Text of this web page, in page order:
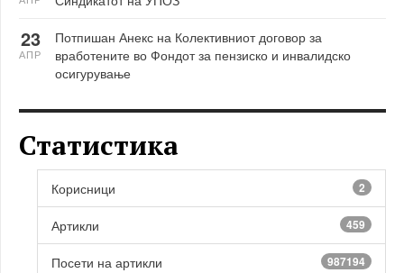
Потпишан Анекс на Колективниот договор за
вработените во Фондот за пензиско и инвалидско
осигурување
23
АПР
Статистика
Корисници 2
Артикли 459
Посети на артикли 987194